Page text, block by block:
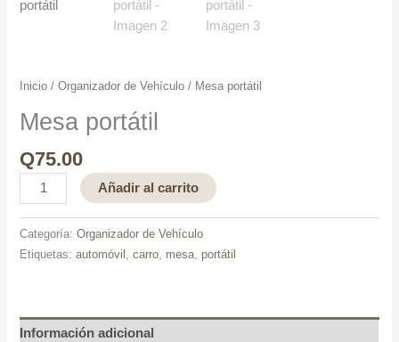
Inicio /Organizador de Vehículo / Mesa portátil
Mesa portátil
Q75.00
Añadir al carrito
Categoría:Organizador de Vehículo
Etiquetas:automóvil ,carro, mesa, portátil
Información adicional